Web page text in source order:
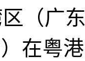
（广
在粤